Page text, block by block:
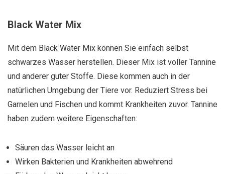
Black Water Mix
Mit dem Black Water Mix können Sie einfach selbst
schwarzes Wasser herstellen. Dieser Mix ist voller Tannine
und anderer guter Stoffe. Diese kommen auch in der
natürlichen Umgebung der Tiere vor. Reduziert Stress bei
Garnelen und Fischen und kommt Krankheiten zuvor. Tannine
haben zudem weitere Eigenschaften:
Säuren das Wasser leicht an
Wirken Bakterien und Krankheiten abwehrend